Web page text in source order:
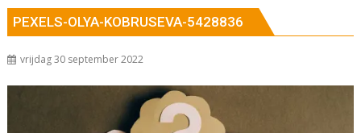
PEXELS-OLYA-KOBRUSEVA-5428836
vrijdag 30 september 2022